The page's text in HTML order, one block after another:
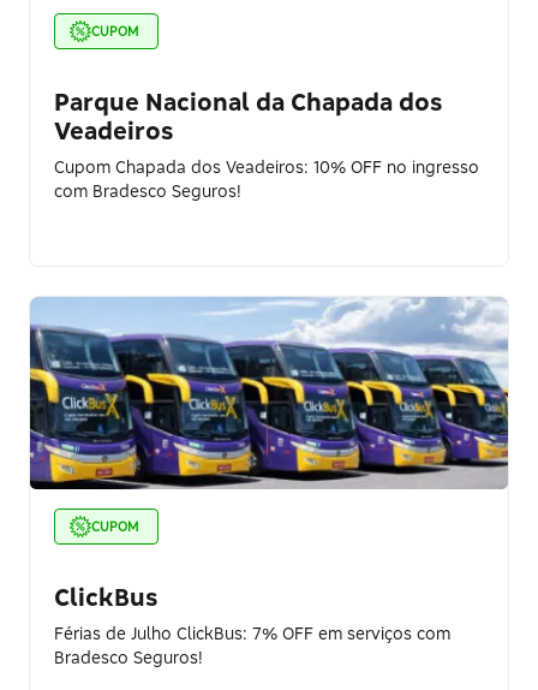
CUPOM
Parque Nacional da Chapada dos
Veadeiros
Cupom Chapada dos Veadeiros: 10% OFF no ingresso
com Bradesco Seguros!
CUPOM
ClickBus
Férias de Julho ClickBus: 7% OFF em serviços com
Bradesco Seguros!